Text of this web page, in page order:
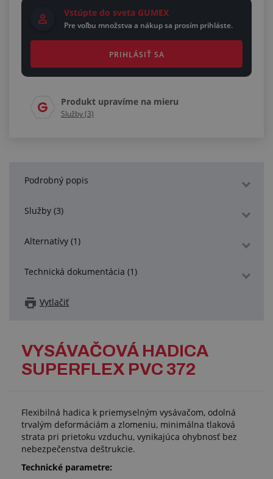
Vstúpte do sveta GUMEX
Pre voľbu množstva a nákup sa prosím prihláste.
PRIHLÁSIŤ SA
Produkt upravíme na mieru
Služby (3)
Podrobný popis
Služby (3)
Alternatívy (1)
Technická dokumentácia (1)
Vytlačiť
VYSÁVAČOVÁ HADICA
SUPERFLEX PVC 372
Flexibilná hadica k priemyselným vysávačom, odolná
trvalým deformáciám a zlomeniu, minimálna tlaková
strata pri prietoku vzduchu, vynikajúca ohybnosť bez
nebezpečenstva deštrukcie.
Technické parametre: